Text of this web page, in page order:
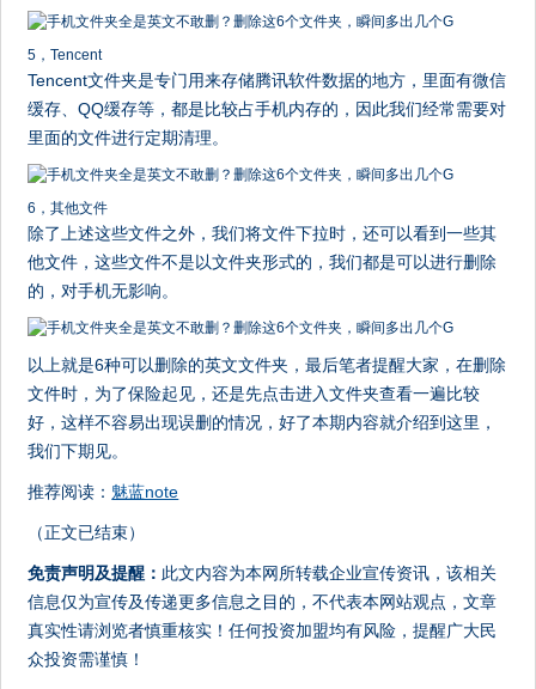
5，Tencent
Tencent文件夹是专门用来存储腾讯软件数据的地方，里面有微信
缓存、QQ缓存等，都是比较占手机内存的，因此我们经常需要对
里面的文件进行定期清理。
6，其他文件
除了上述这些文件之外，我们将文件下拉时，还可以看到一些其
他文件，这些文件不是以文件夹形式的，我们都是可以进行删除
的，对手机无影响。
以上就是6种可以删除的英文文件夹，最后笔者提醒大家，在删除
文件时，为了保险起见，还是先点击进入文件夹查看一遍比较
好，这样不容易出现误删的情况，好了本期内容就介绍到这里，
我们下期见。
推荐阅读： 魅蓝note
（正文已结束）
免责声明及提醒： 此文内容为本网所转载企业宣传资讯，该相关
信息仅为宣传及传递更多信息之目的，不代表本网站观点，文章
真实性请浏览者慎重核实！任何投资加盟均有风险，提醒广大民
众投资需谨慎！